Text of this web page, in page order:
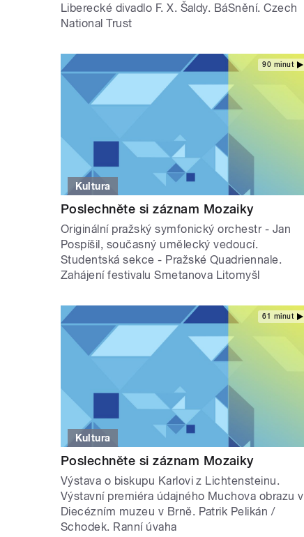
Liberecké divadlo F. X. Šaldy. BáSnění. Czech
National Trust
90 minut
Kultura
Poslechněte si záznam Mozaiky
Originální pražský symfonický orchestr - Jan
Pospíšil, současný umělecký vedoucí.
Studentská sekce - Pražské Quadriennale.
Zahájení festivalu Smetanova Litomyšl
61 minut
Kultura
Poslechněte si záznam Mozaiky
Výstava o biskupu Karlovi z Lichtensteinu.
Výstavní premiéra údajného Muchova obrazu v
Diecézním muzeu v Brně. Patrik Pelikán /
Schodek. Ranní úvaha